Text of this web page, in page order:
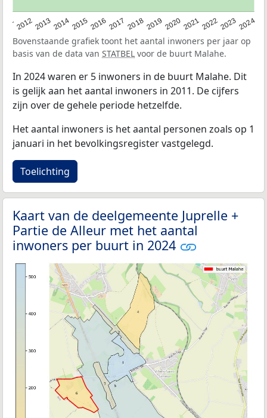
201220132014201520162017 20182019 20202021202220232024
Bovenstaande grafiek toont het aantal inwoners per jaar op
basis van de data van STATBEL voor de buurt Malahe.
In 2024 waren er 5 inwoners in de buurt Malahe. Dit
is gelijk aan het aantal inwoners in 2011. De cijfers
zijn over de gehele periode hetzelfde.
Het aantal inwoners is het aantal personen zoals op 1
januari in het bevolkingsregister vastgelegd.
Toelichting
Kaart van de deelgemeente Juprelle +
Partie de Alleur met het aantal
inwoners per buurt in 2024